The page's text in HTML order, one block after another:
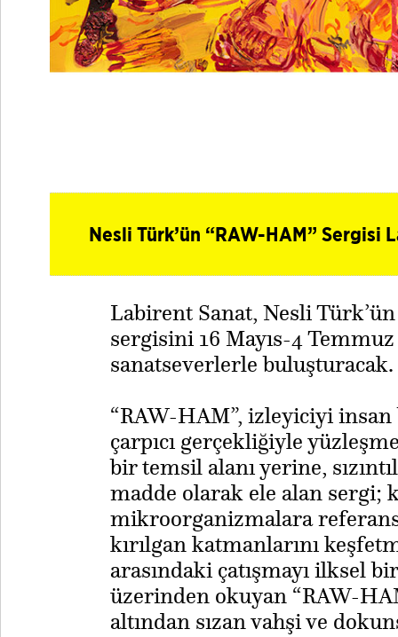
Nesli Türk’ün “RAW-HAM” Sergisi
Labirent Sanat, Nesli
sergisini 16 Mayıs-4
sanatseverlerle buluşturacak.
“RAW-HAM”, izleyiciyi
çarpıcı gerçekliğiyle
bir temsil alanı yerine,
madde olarak ele alan sergi;
mikroorganizmalara
kırılgan katmanlarını
arasındaki çatışmayı ilksel
üzerinden okuyan “RAW-
altından sızan vahşi ve